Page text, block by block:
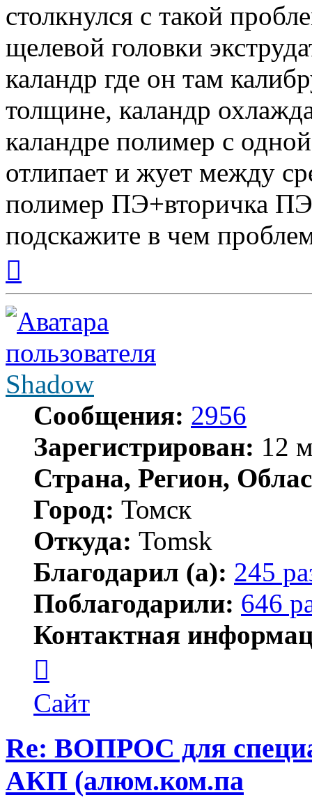
столкнулся с такой
щелевой головки
каландр где он там
толщине, каландр
каландре полимер с
отлипает и жует между
полимер ПЭ+вторичка ПЭ
подскажите в чем
началу
Shadow
Сообщения: 2956
Зарегистрирован: 12
Страна, Регион,
Город: Томск
Откуда: Tomsk
Благодарил (а): 245
Поблагодарили: 646
Контактная
пользователя
Shadow
Сайт
Re: ВОПРОС для
АКП (алюм.ком.па